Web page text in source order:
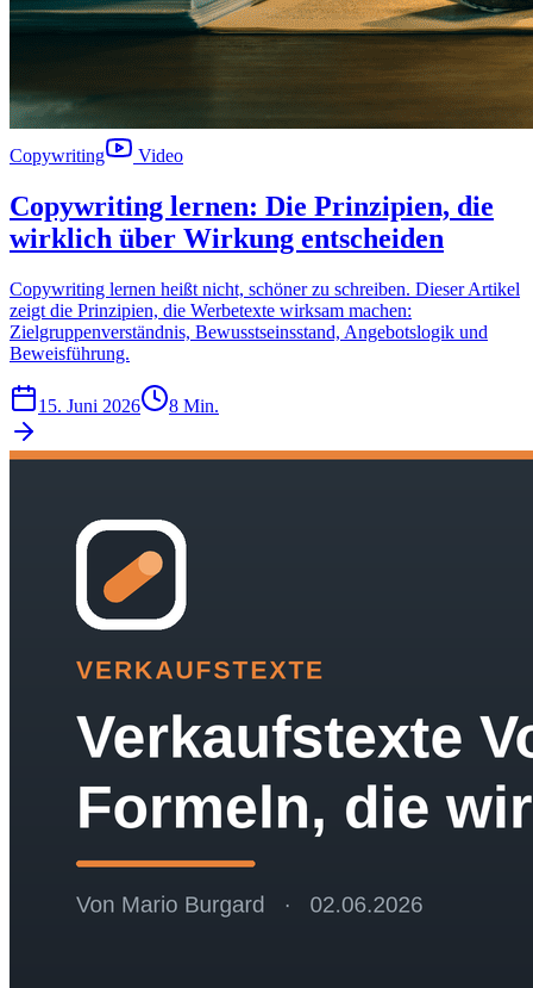
Copywriting Video
Copywriting lernen: Die Prinzipien, die
wirklich über Wirkung entscheiden
Copywriting lernen heißt nicht, schöner zu schreiben. Dieser Artikel
zeigt die Prinzipien, die Werbetexte wirksam machen:
Zielgruppenverständnis, Bewusstseinsstand, Angebotslogik und
Beweisführung.
15. Juni 2026 8 Min.